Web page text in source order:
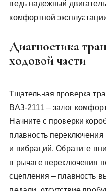
ведь надежный
комфортной
Диагностика
ходовой части
Тщательная проверка
ВАЗ-2111 – залог
Начните с проверки
плавность
и вибраций. Обратите
в рычаге переключения
сцепления – плавность